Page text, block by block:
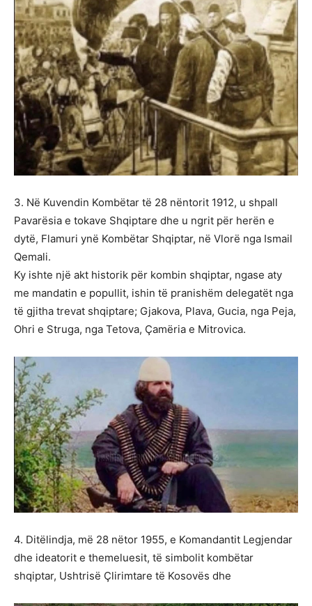
3. Në Kuvendin Kombëtar të 28 nëntorit 1912, u shpall
Pavarësia e tokave Shqiptare dhe u ngrit për herën e
dytë, Flamuri ynë Kombëtar Shqiptar, në Vlorë nga Ismail
Qemali.
Ky ishte një akt historik për kombin shqiptar, ngase aty
me mandatin e popullit, ishin të pranishëm delegatët nga
të gjitha trevat shqiptare; Gjakova, Plava, Gucia, nga Peja,
Ohri e Struga, nga Tetova, Çamëria e Mitrovica.
4. Ditëlindja, më 28 nëtor 1955, e Komandantit Legjendar
dhe ideatorit e themeluesit, të simbolit kombëtar
shqiptar, Ushtrisë Çlirimtare të Kosovës dhe